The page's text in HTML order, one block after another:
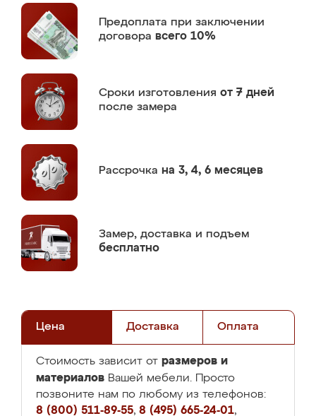
Предоплата при заключении
договора всего 10%
Сроки изготовления от 7 дней
после замера
Рассрочка на 3, 4, 6 месяцев
Замер, доставка и подъем
бесплатно
Цена Доставка Оплата
Стоимость зависит от размеров и
материалов Вашей мебели. Просто
позвоните нам по любому из телефонов:
8 (800) 511-89-55, 8 (495) 665-24-01,